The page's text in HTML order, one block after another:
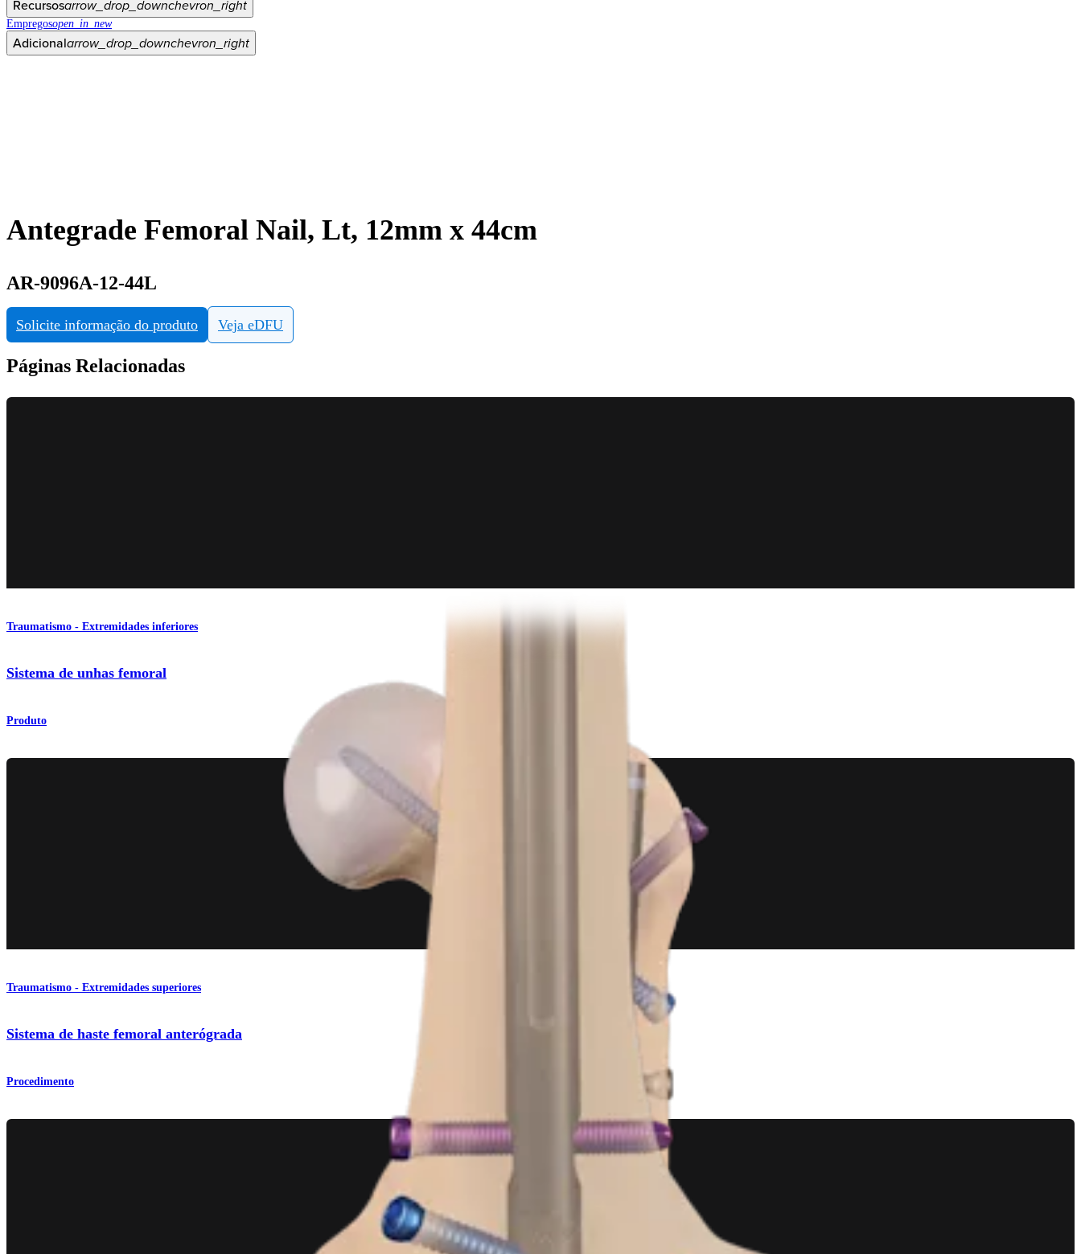
Recursosarrow_drop_downchevron_right
Empregosopen_in_new
Adicionalarrow_drop_downchevron_right
Antegrade Femoral Nail, Lt, 12mm x 44cm
AR-9096A-12-44L
Solicite informação do produto Veja eDFU
Páginas Relacionadas
Traumatismo - Extremidades inferiores
Sistema de unhas femoral
Produto
Traumatismo - Extremidades superiores
Sistema de haste femoral anterógrada
Procedimento